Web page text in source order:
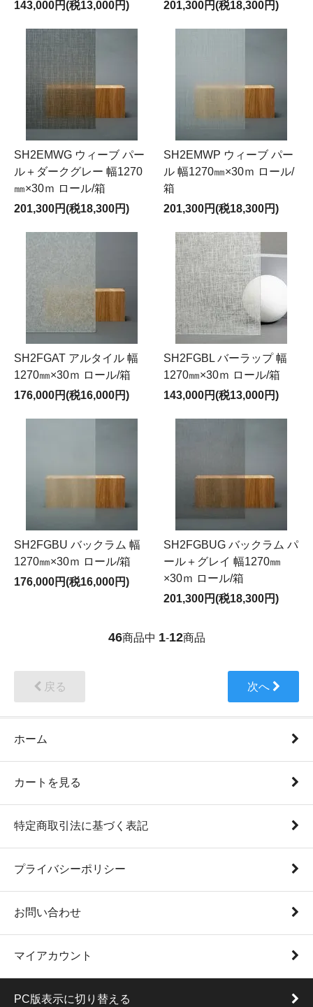
143,000円(税13,000円)
201,300円(税18,300円)
SH2EMWG ウィーブ パー
ル＋ダークグレー 幅1270
㎜×30ｍ ロール/箱
201,300円(税18,300円)
SH2EMWP ウィーブ パー
ル 幅1270㎜×30ｍ ロール/
箱
201,300円(税18,300円)
SH2FGAT アルタイル 幅
1270㎜×30ｍ ロール/箱
176,000円(税16,000円)
SH2FGBL バーラップ 幅
1270㎜×30ｍ ロール/箱
143,000円(税13,000円)
SH2FGBU バックラム 幅
1270㎜×30ｍ ロール/箱
176,000円(税16,000円)
SH2FGBUG バックラム パ
ール＋グレイ 幅1270㎜
×30ｍ ロール/箱
201,300円(税18,300円)
46商品中 1-12商品
戻る 次へ
ホーム
カートを見る
特定商取引法に基づく表記
プライバシーポリシー
お問い合わせ
マイアカウント
PC版表示に切り替える